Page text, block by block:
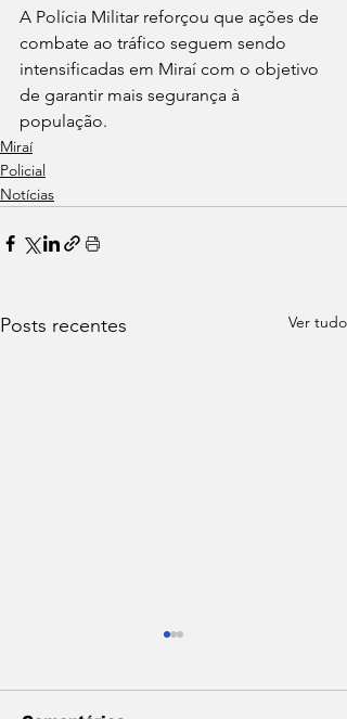
A Polícia Militar reforçou que ações de
combate ao tráfico seguem sendo
intensificadas em Miraí com o objetivo
de garantir mais segurança à
população.
Miraí
Policial
Notícias
Posts recentes Ver tudo